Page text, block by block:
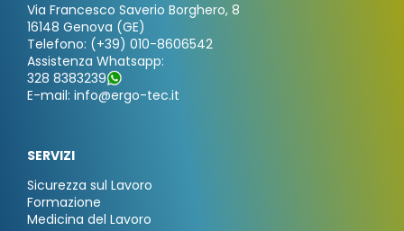
Via Francesco Saverio Borghero, 8
16148 Genova (GE)
Telefono: (+39) 010-8606542
Assistenza Whatsapp:
328 8383239
E-mail: info@ergo-tec.it
SERVIZI
Sicurezza sul Lavoro
Formazione
Medicina del Lavoro